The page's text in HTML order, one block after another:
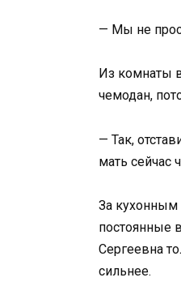
— Мы не
Из комнаты
чемодан,
— Так,
мать сейчас
За кухонным
постоянные
Сергеевна
сильнее.